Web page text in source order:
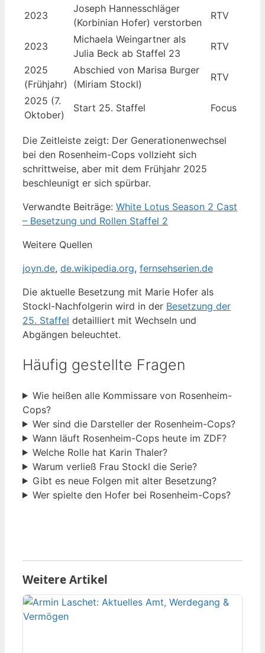
2023
Joseph Hannesschläger
(Korbinian Hofer) verstorben
RTV
2023
Michaela Weingartner als
Julia Beck ab Staffel 23
RTV
2025
(Frühjahr)
Abschied von Marisa Burger
(Miriam Stockl)
RTV
2025 (7.
Oktober)
Start 25. Staffel Focus
Die Zeitleiste zeigt: Der Generationenwechsel
bei den Rosenheim-Cops vollzieht sich
schrittweise, aber mit dem Frühjahr 2025
beschleunigt er sich spürbar.
Verwandte Beiträge: White Lotus Season 2 Cast
– Besetzung und Rollen Staffel 2
Weitere Quellen
joyn.de, de.wikipedia.org, fernsehserien.de
Die aktuelle Besetzung mit Marie Hofer als
Stockl-Nachfolgerin wird in der Besetzung der
25. Staffel detailliert mit Wechseln und
Abgängen beleuchtet.
Häufig gestellte Fragen
Wie heißen alle Kommissare von Rosenheim-
Cops?
Wer sind die Darsteller der Rosenheim-Cops?
Wann läuft Rosenheim-Cops heute im ZDF?
Welche Rolle hat Karin Thaler?
Warum verließ Frau Stockl die Serie?
Gibt es neue Folgen mit alter Besetzung?
Wer spielte den Hofer bei Rosenheim-Cops?
Weitere Artikel